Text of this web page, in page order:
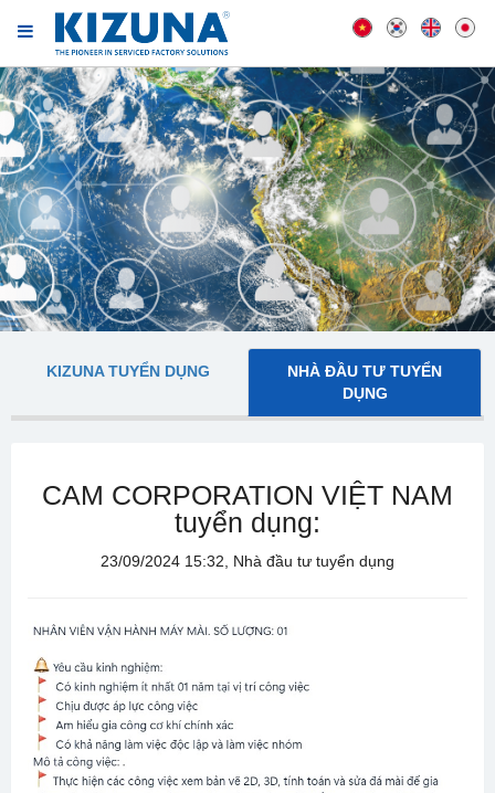
KIZUNA TUYỂN DỤNG
NHÀ ĐẦU TƯ TUYỂN
DỤNG
CAM CORPORATION VIỆT NAM
tuyển dụng:
23/09/2024 15:32, Nhà đầu tư tuyển dụng